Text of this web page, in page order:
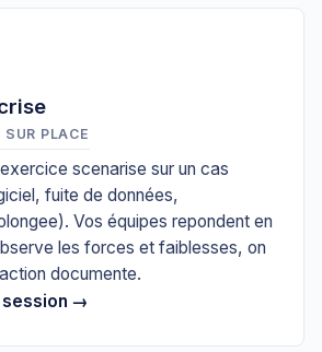
PLACE
scenarise sur un cas
fuite de données,
Vos équipes repondent en
les forces et faiblesses, on
documente.
session →